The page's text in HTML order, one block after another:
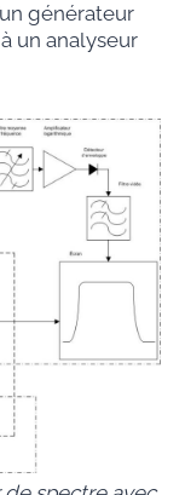
générateur
un analyseur